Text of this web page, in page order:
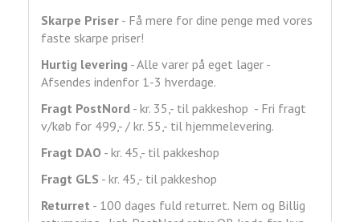
Skarpe Priser - Få mere for dine penge med vores
faste skarpe priser!
Hurtig levering - Alle varer på eget lager -
Afsendes indenfor 1-3 hverdage.
Fragt PostNord - kr. 35,- til pakkeshop - Fri fragt
v/køb for 499,- / kr. 55,- til hjemmelevering.
Fragt DAO - kr. 45,- til pakkeshop
Fragt GLS - kr. 45,- til pakkeshop
Returret - 100 dages fuld returret. Nem og Billig